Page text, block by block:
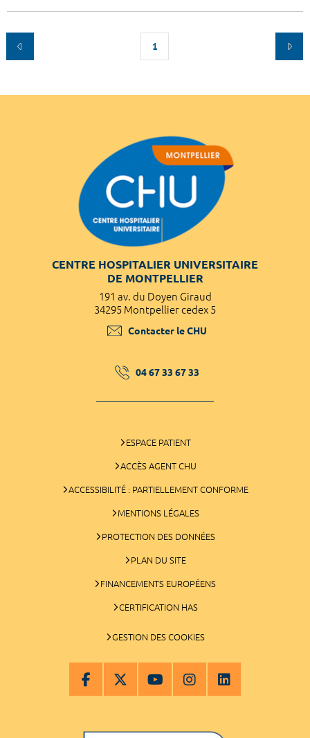
1
CENTRE HOSPITALIER UNIVERSITAIRE
DE MONTPELLIER
191 av. du Doyen Giraud
34295 Montpellier cedex 5
Contacter le CHU
04 67 33 67 33
ESPACE PATIENT
ACCÈS AGENT CHU
ACCESSIBILITÉ : PARTIELLEMENT CONFORME
MENTIONS LÉGALES
PROTECTION DES DONNÉES
PLAN DU SITE
FINANCEMENTS EUROPÉENS
CERTIFICATION HAS
GESTION DES COOKIES